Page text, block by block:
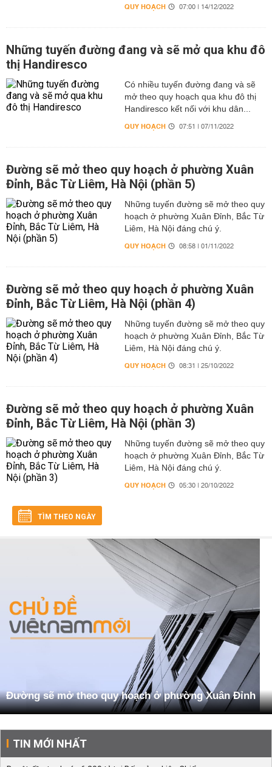
QUY HOẠCH 07:00 | 14/12/2022
Những tuyến đường đang và sẽ mở qua khu đô
thị Handiresco
Có nhiều tuyến đường đang và sẽ
mở theo quy hoạch qua khu đô thị
Handiresco kết nối với khu dân...
QUY HOẠCH 07:51 | 07/11/2022
Đường sẽ mở theo quy hoạch ở phường Xuân
Đỉnh, Bắc Từ Liêm, Hà Nội (phần 5)
Những tuyến đường sẽ mở theo quy
hoạch ở phường Xuân Đỉnh, Bắc Từ
Liêm, Hà Nội đáng chú ý.
QUY HOẠCH 08:58 | 01/11/2022
Đường sẽ mở theo quy hoạch ở phường Xuân
Đỉnh, Bắc Từ Liêm, Hà Nội (phần 4)
Những tuyến đường sẽ mở theo quy
hoạch ở phường Xuân Đỉnh, Bắc Từ
Liêm, Hà Nội đáng chú ý.
QUY HOẠCH 08:31 | 25/10/2022
Đường sẽ mở theo quy hoạch ở phường Xuân
Đỉnh, Bắc Từ Liêm, Hà Nội (phần 3)
Những tuyến đường sẽ mở theo quy
hoạch ở phường Xuân Đỉnh, Bắc Từ
Liêm, Hà Nội đáng chú ý.
QUY HOẠCH 05:30 | 20/10/2022
TÌM THEO NGÀY
Đường sẽ mở theo quy hoạch ở phường Xuân Đỉnh
TIN MỚI NHẤT